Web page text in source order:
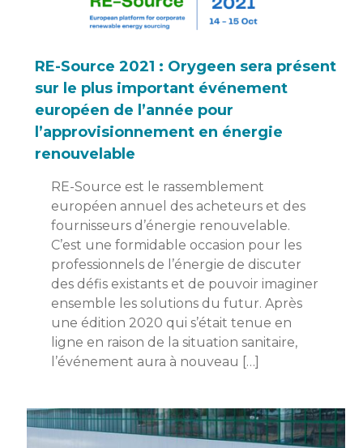
RE-Source 2021 : Orygeen sera présent
sur le plus important événement
européen de l’année pour
l’approvisionnement en énergie
renouvelable
RE-Source est le rassemblement
européen annuel des acheteurs et des
fournisseurs d’énergie renouvelable.
C’est une formidable occasion pour les
professionnels de l’énergie de discuter
des défis existants et de pouvoir imaginer
ensemble les solutions du futur. Après
une édition 2020 qui s’était tenue en
ligne en raison de la situation sanitaire,
l’événement aura à nouveau […]